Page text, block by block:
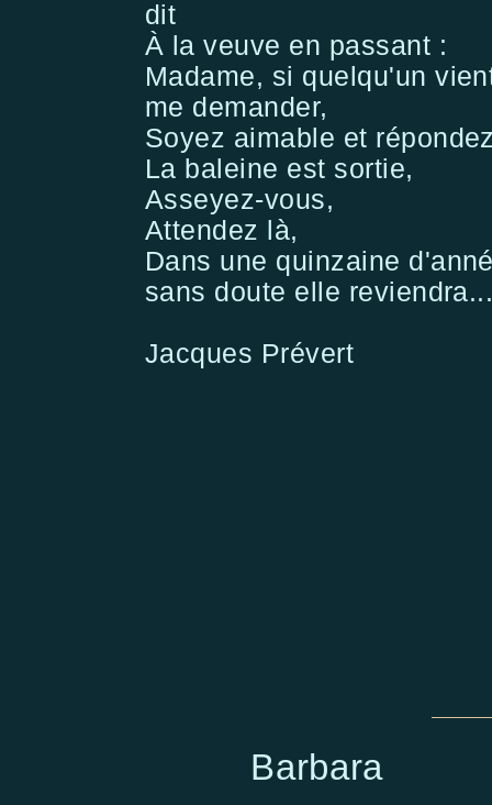
dit
À la veuve en passant :
Madame, si quelqu'un
me demander,
Soyez aimable et
La baleine est sortie,
Asseyez-vous,
Attendez là,
Dans une quinzaine
sans doute elle
Jacques Prévert
Barbara